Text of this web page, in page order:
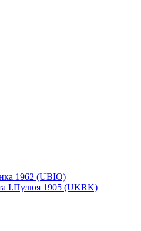
1962 (UBIO)
І.Пулюя 1905 (UKRK)